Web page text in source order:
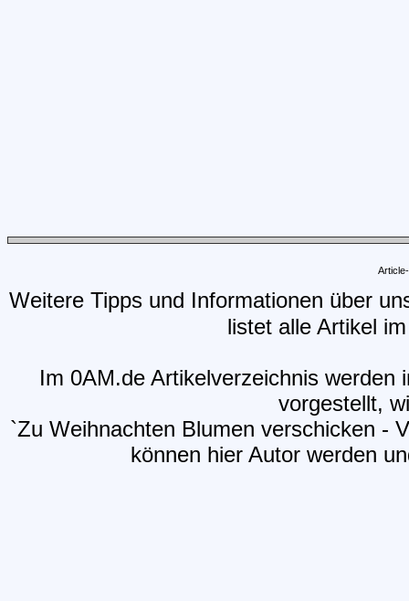
Weitere Tipps und Informationen über
listet alle Artikel
Im 0AM.de Artikelverzeichnis
vorgestellt,
`Zu Weihnachten Blumen verschicken -
können hier Autor werden